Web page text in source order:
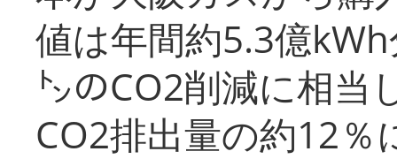
値は年間約5.3億
㌧のCO2削減に相当
CO2排出量の約12％